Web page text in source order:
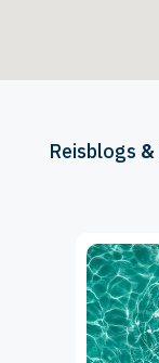
Reisblogs &